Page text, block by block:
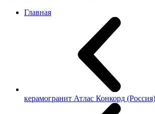
Главная
керамогранит Атлас Конкорд (Россия)